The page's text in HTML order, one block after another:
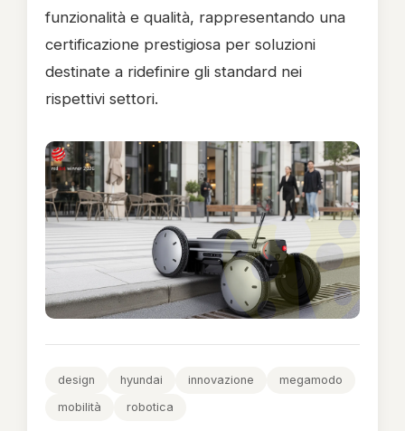
funzionalità e qualità, rappresentando una
certificazione prestigiosa per soluzioni
destinate a ridefinire gli standard nei
rispettivi settori.
design hyundai innovazione
megamodo
mobilità
robotica